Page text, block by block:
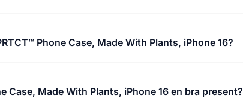
Phone Case, Made With Plants, iPhone 16?
Case, Made With Plants, iPhone 16 en bra present?